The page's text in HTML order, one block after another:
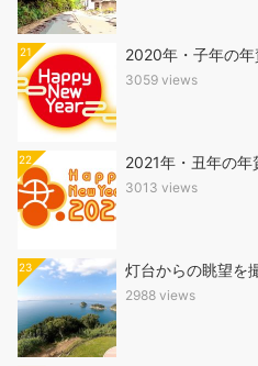
21 2020年・子年の
3059 views
22 2021年・丑年の
3013 views
23 灯台からの眺望を
2988 views